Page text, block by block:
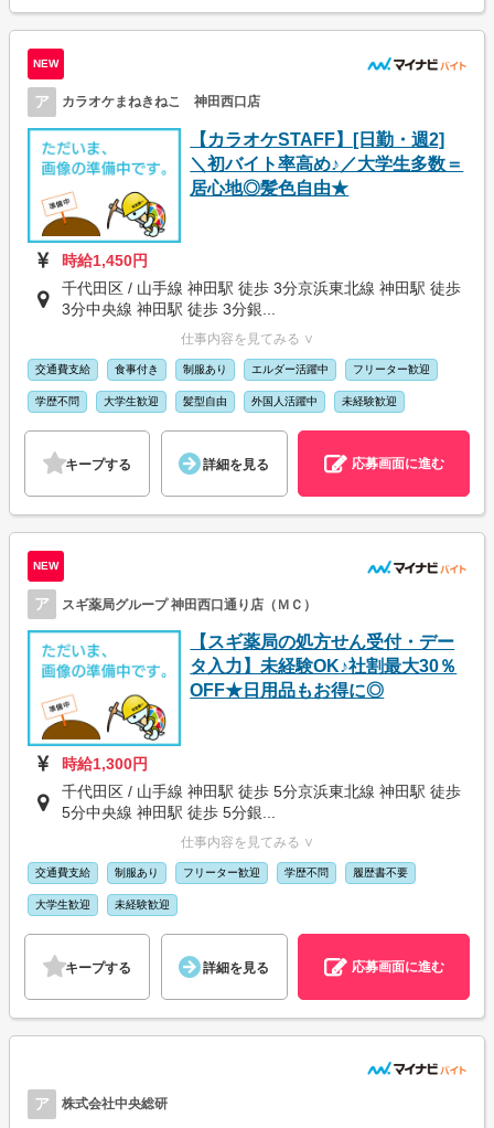
NEW
ア カラオケまねきねこ 神田西口店
【カラオケSTAFF】[日勤・週2]
＼初バイト率高め♪／大学生多数＝
居心地◎髪色自由★
時給1,450円
千代田区 / 山手線 神田駅 徒歩 3分京浜東北線 神田駅 徒歩
3分中央線 神田駅 徒歩 3分銀...
仕事内容を見てみる ∨
交通費支給 食事付き 制服あり エルダー活躍中 フリーター歓迎
学歴不問 大学生歓迎 髪型自由 外国人活躍中 未経験歓迎
キープする 詳細を見る 応募画面に進む
NEW
ア スギ薬局グループ 神田西口通り店（ＭＣ）
【スギ薬局の処方せん受付・デー
タ入力】未経験OK♪社割最大30％
OFF★日用品もお得に◎
時給1,300円
千代田区 / 山手線 神田駅 徒歩 5分京浜東北線 神田駅 徒歩
5分中央線 神田駅 徒歩 5分銀...
仕事内容を見てみる ∨
交通費支給 制服あり フリーター歓迎 学歴不問 履歴書不要
大学生歓迎 未経験歓迎
キープする 詳細を見る 応募画面に進む
ア 株式会社中央総研